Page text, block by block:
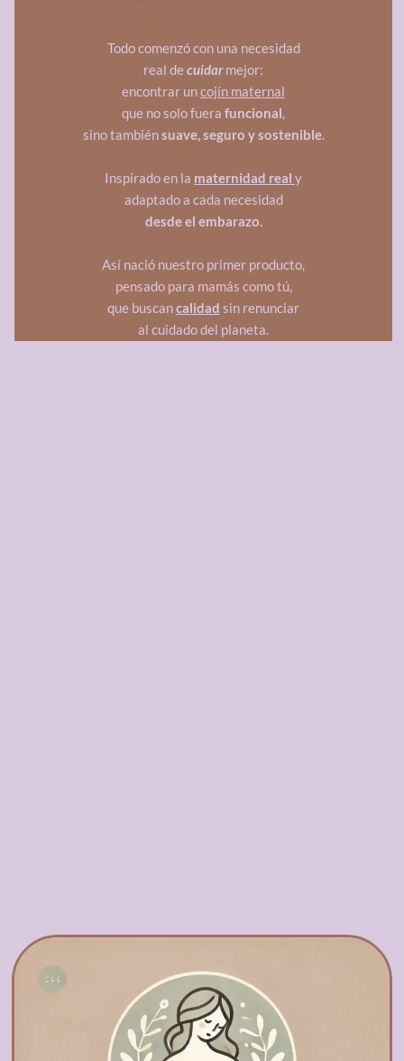
Todo comenzó con una necesidad
real decuidarmejor:
encontrar uncojín maternal
que no solo fuera funcional,
sino tambiénsuave, seguro y sostenible.
Inspirado en la maternidad real y
adaptado a cada necesidad
desde el embarazo.
Así nació nuestro primer producto,
pensado para mamás como tú,
que buscancalidad sin renunciar
al cuidado del planeta.